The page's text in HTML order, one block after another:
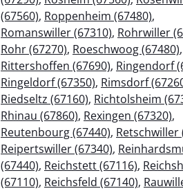
(67560), Roppenheim (67480),
Romanswiller (67310), Rohrwiller
Rohr (67270), Roeschwoog (67480),
Rittershoffen (67690), Ringendorf
Ringeldorf (67350), Rimsdorf
Riedseltz (67160), Richtolsheim
Rhinau (67860), Rexingen (67320),
Reutenbourg (67440), Retschwiller
Reipertswiller (67340),
(67440), Reichstett (67116),
(67110), Reichsfeld (67140),